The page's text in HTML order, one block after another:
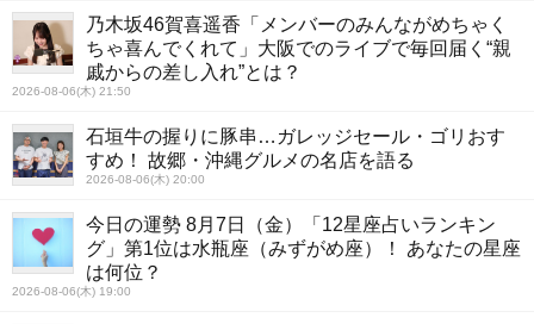
乃木坂46賀喜遥香「メンバーのみんながめちゃく
ちゃ喜んでくれて」大阪でのライブで毎回届く“親
戚からの差し入れ”とは？
2026-08-06(木) 21:50
石垣牛の握りに豚串…ガレッジセール・ゴリおす
すめ！ 故郷・沖縄グルメの名店を語る
2026-08-06(木) 20:00
今日の運勢 8月7日（金）「12星座占いランキン
グ」第1位は水瓶座（みずがめ座）！ あなたの星座
は何位？
2026-08-06(木) 19:00